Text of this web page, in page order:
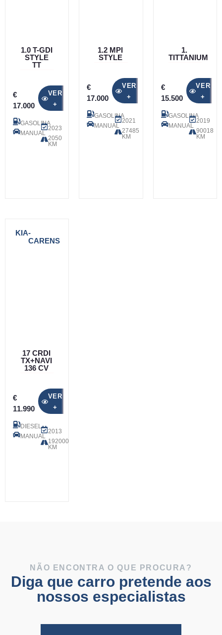
1.0 T-GDI
STYLE
TT
€
17.000
VER
+
GASOLINA
MANUAL
2023
2050
KM
1.2 MPI
STYLE
€
17.000
VER
+
GASOLINA
MANUAL
2021
27485
KM
1.
TITTANIUM
€
15.500
VER
+
GASOLINA
MANUAL
2019
90018
KM
KIA-
CARENS
17 CRDI
TX+NAVI
136 CV
€
11.990
VER
+
DIESEL
MANUAL
2013
192000
KM
NÃO ENCONTRA O QUE PROCURA?
Diga que carro pretende aos
nossos especialistas